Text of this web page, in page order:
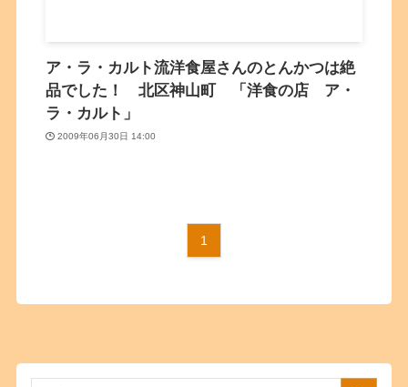
ア・ラ・カルト流洋食屋さんのとんかつは絶
品でした！ 北区神山町 「洋食の店 ア・
ラ・カルト」
2009年06月30日 14:00
1